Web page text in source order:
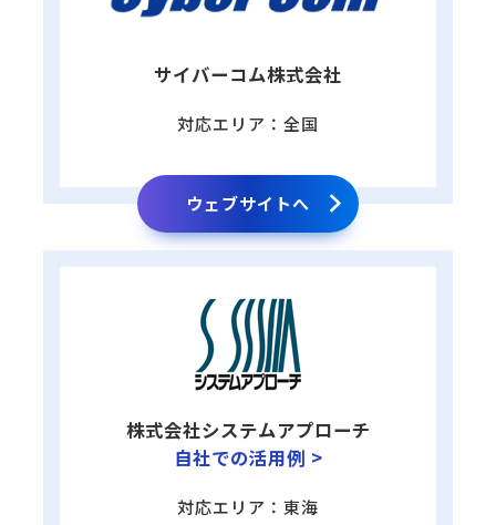
サイバーコム株式会社
対応エリア：全国
ウェブサイトへ
株式会社システムアプローチ
自社での活用例 >
対応エリア：東海